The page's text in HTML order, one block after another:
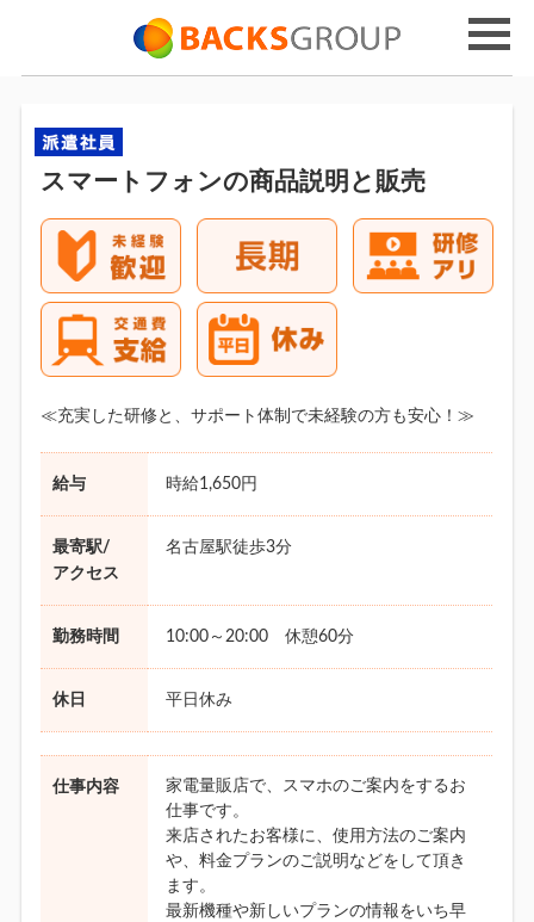
スマートフォンの商品説明と販売
≪充実した研修と、サポート体制で未経験の方も安心！≫
給与 時給1,650円
最寄駅/
アクセス
名古屋駅徒歩3分
勤務時間 10:00～20:00 休憩60分
休日 平日休み
仕事内容
家電量販店で、スマホのご案内をするお
仕事です。
来店されたお客様に、使用方法のご案内
や、料金プランのご説明などをして頂き
ます。
最新機種や新しいプランの情報をいち早